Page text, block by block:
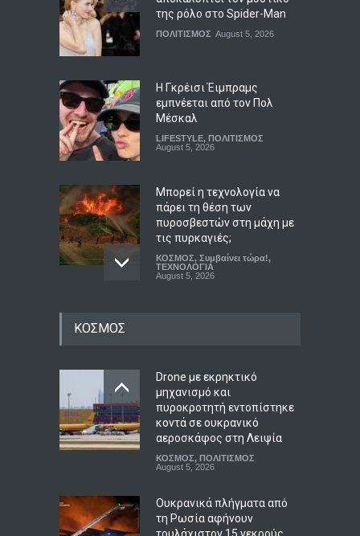
της ρόλο στο Spider-Man
ΠΟΛΙΤΙΣΜΟΣ August 5, 2026
Η Γκρέισι Έιμπραμς
εμπνέεται από τον Πολ
Μέσκαλ
LIFESTYLE, ΠΟΛΙΤΙΣΜΟΣ
August 5, 2026
Μπορεί η τεχνολογία να
πάρει τη θέση των
πυροσβεστών στη μάχη με
τις πυρκαγιές;
ΚΟΣΜΟΣ, Συμβαίνει τώρα!,
ΤΕΧΝΟΛΟΓΙΑ
August 5, 2026
Ελλάδας-Κύπρου – Αίτημα
για σαφές χρονοδιάγραμμα
και ευρωπαϊκές εγγυήσεις
ΠΟΛΙΤΙΚΗ, Συμβαίνει τώρα!
August 5, 2026
Βάρκιζα: Βίντεο-
καρέ-καρέ τη δράση
γυναικείας συμμορίας
διαρρηκτών
ΚΟΣΜΟΣ
Drone με εκρηκτικό
μηχανισμό και
πυροκροτητή εντοπίστηκε
κοντά σε ουκρανικό
αεροσκάφος στη Λειψία
ΚΟΣΜΟΣ, ΠΟΛΙΤΙΣΜΟΣ
August 5, 2026
Ουκρανικά πλήγματα από
τη Ρωσία αφήνουν